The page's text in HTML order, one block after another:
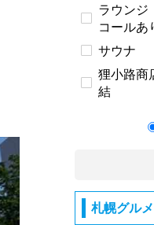
ラウンジ
コールあ
サウナ
狸小路商
結
札幌グル